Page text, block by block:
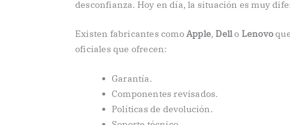
desconfianza. Hoy en día, la situación es muy
Existen fabricantes comoApple, Dello Lenovo
oficiales que ofrecen:
Garantía.
Componentes revisados.
Políticas de devolución.